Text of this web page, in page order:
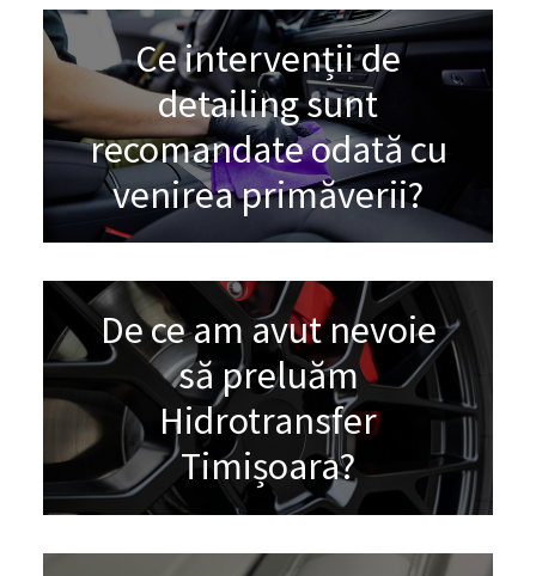
Ce intervenții de
detailing sunt
recomandate odată cu
venirea primăverii?
De ce am avut nevoie
să preluăm
Hidrotransfer
Timișoara?